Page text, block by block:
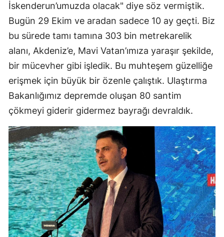
İskenderun’umuzda olacak" diye söz vermiştik.
Bugün 29 Ekim ve aradan sadece 10 ay geçti. Biz
bu sürede tamı tamına 303 bin metrekarelik
alanı, Akdeniz’e, Mavi Vatan’ımıza yaraşır şekilde,
bir mücevher gibi işledik. Bu muhteşem güzelliğe
erişmek için büyük bir özenle çalıştık. Ulaştırma
Bakanlığımız depremde oluşan 80 santim
çökmeyi giderir gidermez bayrağı devraldık.